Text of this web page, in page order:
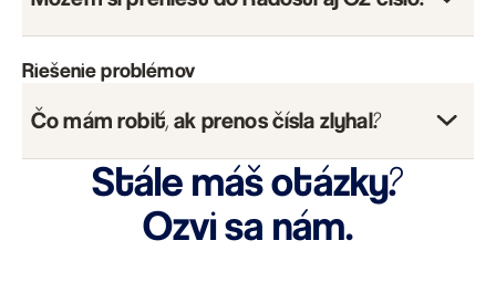
Riešenie problémov
Čo mám robiť, ak prenos čísla zlyhal?
Zadaný identifikačný údaj
Stále máš otázky?
Ozvi sa nám.